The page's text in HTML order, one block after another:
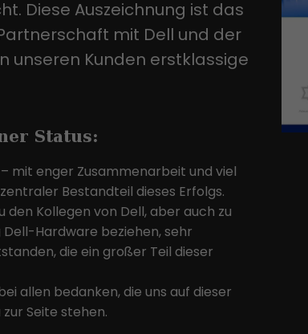
Diese Auszeichnung ist das
mit Dell und der
unseren Kunden erstklassige
Status:
mit enger Zusammenarbeit und viel
Bestandteil dieses Erfolgs.
Kollegen von Dell, aber auch zu
Hardware beziehen, sehr
die ein großer Teil dieser
allen bedanken, die uns auf dieser
Seite stehen.
eines Benutzer-Logins die Session-ID. So
kann der eingeloggte Benutzer
wiedererkannt werden und es wird ihm
Zugang zu geschützten Bereichen gewährt.
Cookies zu sein, das verwendet wird, um die
von Google auf Websites mit hohem
Traffic-Aufkommen aufgezeichnete
Datenmenge zu begrenzen.
1 Tag
Dieses Cookie wird von Google Analytics
installiert. Das Cookie wird verwendet, um
Informationen darüber zu speichern, wie
der Erstellung eines Analyseberichts
darüber, wie es der Website geht. Die